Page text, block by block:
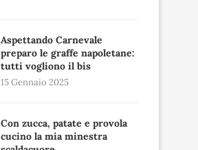
Aspettando Carnevale
preparo le graffe napoletane:
tutti vogliono il bis
15 Gennaio 2025
Con zucca, patate e provola
cucino la mia minestra